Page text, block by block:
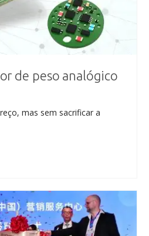
de peso analógico
mas sem sacrificar a